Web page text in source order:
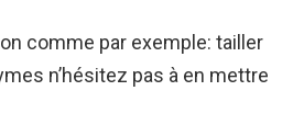
comme par exemple: tailler
n’hésitez pas à en mettre